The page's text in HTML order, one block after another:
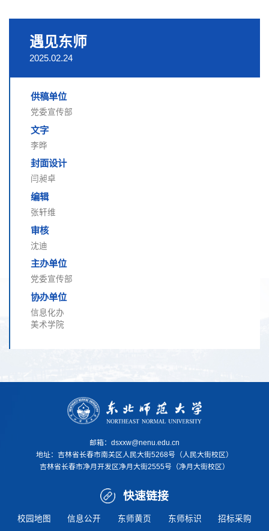
遇见东师
2025.02.24
供稿单位
党委宣传部
文字
李晔
封面设计
闫昶卓
编辑
张轩维
审核
沈迪
主办单位
党委宣传部
协办单位
信息化办
美术学院
邮箱：dsxxw@nenu.edu.cn
地址： 吉林省长春市南关区人民大街5268号（人民大街校区）
吉林省长春市净月开发区净月大街2555号（净月大街校区）
快速链接
校园地图 信息公开 东师黄页 东师标识 招标采购